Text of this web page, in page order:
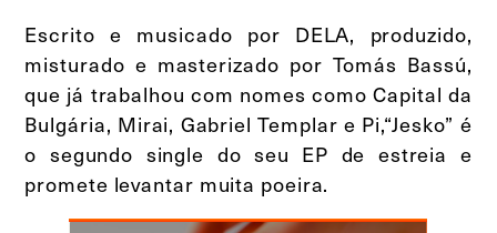
Escrito e musicado por DELA, produzido,
misturado e masterizado por Tomás Bassú,
que já trabalhou com nomes como Capital da
Bulgária, Mirai, Gabriel Templar e Pi,“Jesko” é
o segundo single do seu EP de estreia e
promete levantar muita poeira.